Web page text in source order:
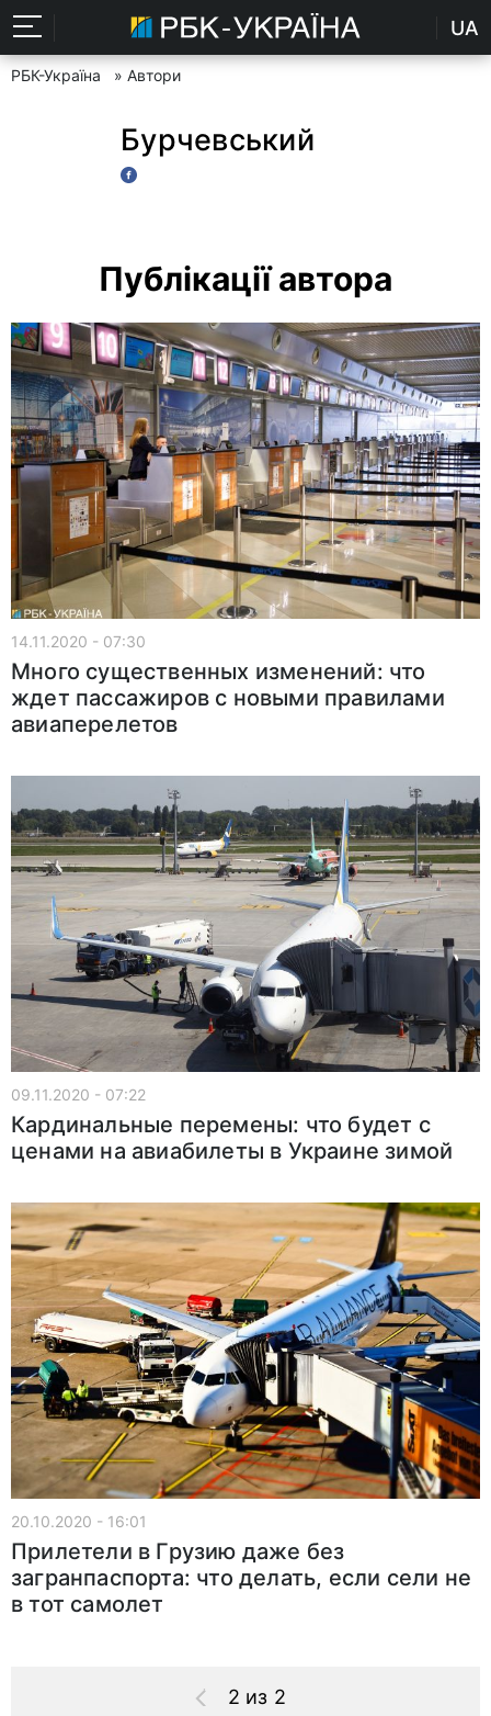
UA
РБК-Україна » Автори
Бурчевський
Публікації автора
14.11.2020 - 07:30
Много существенных изменений: что
ждет пассажиров с новыми правилами
авиаперелетов
09.11.2020 - 07:22
Кардинальные перемены: что будет с
ценами на авиабилеты в Украине зимой
20.10.2020 - 16:01
Прилетели в Грузию даже без
загранпаспорта: что делать, если сели не
в тот самолет
2 из 2